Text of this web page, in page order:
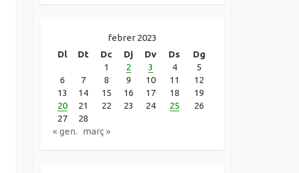
febrer 2023
Dl
Dt Dc Dj Dv Ds
Dg
1
2 3 4
5
6
7 8 9 10 11
12
13
14 15 16 17 18
19
20
21 22 23 24 25
26
27
28
« gen.
març »